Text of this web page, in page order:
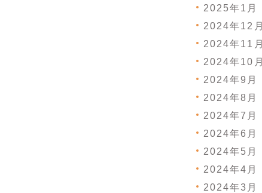
2025年1月
2024年12月
2024年11月
2024年10月
2024年9月
2024年8月
2024年7月
2024年6月
2024年5月
2024年4月
2024年3月